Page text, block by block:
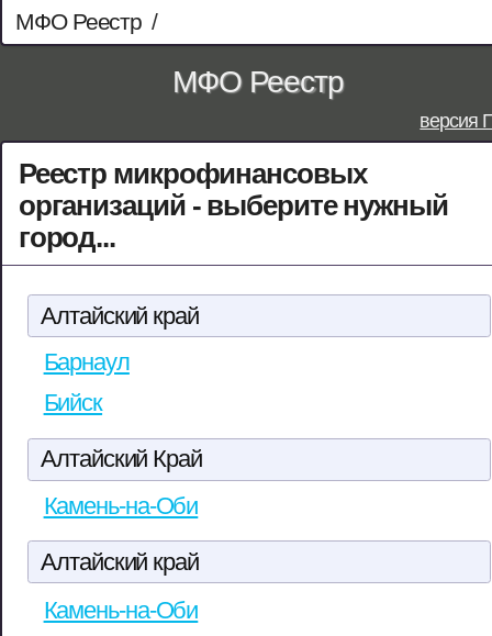
МФО Реестр /
МФО Реестр
версия
Реестр микрофинансовых
организаций - выберите нужный
город...
Алтайский край
Барнаул
Бийск
Алтайский Край
Камень-на-Оби
Алтайский край
Камень-на-Оби